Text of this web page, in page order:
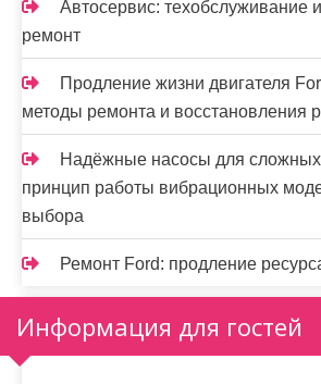
Автосервис: техобслуживание
ремонт
Продление жизни двигателя
методы ремонта и восстановления
Надёжные насосы для сложных
принцип работы вибрационных
выбора
Ремонт Ford: продление
Информация для гостей